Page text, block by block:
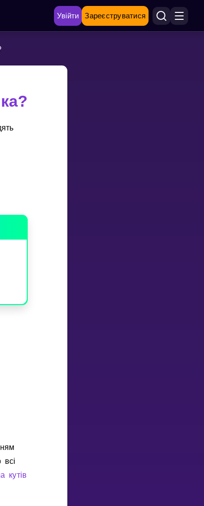
Увійти Зареєструватися
всi
кутiв